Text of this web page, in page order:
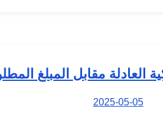
العادلة مقابل المبلغ
2025-05-05